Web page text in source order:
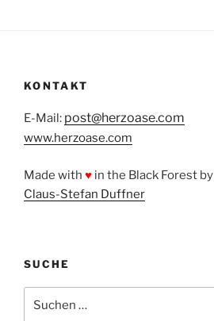
KONTAKT
E-Mail: post@herzoase.com
www.herzoase.com
Made with ♥ in the Black Forest by
Claus-Stefan Duffner
SUCHE
nach: